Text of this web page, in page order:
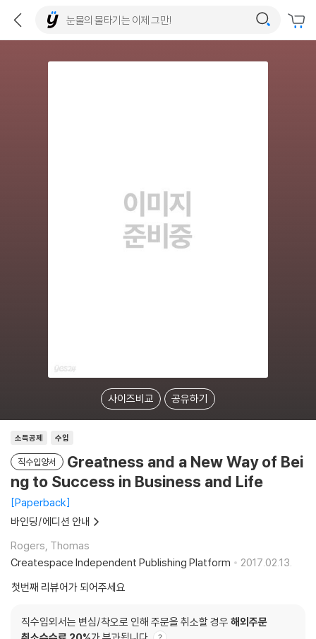
사이즈비교 공유하기
소득공제 수입
직수입양서
Greatness and a New Way of Bei
ng to Success in Business and Life
Paperback
바인딩/에디션 안내
Rogers, Thomas
Createspace Independent Publishing Platform
2017.02.13.
첫번째 리뷰어가 되어주세요
직수입외서는 변심/착오로 인해 주문을 취소할 경우 해외주문